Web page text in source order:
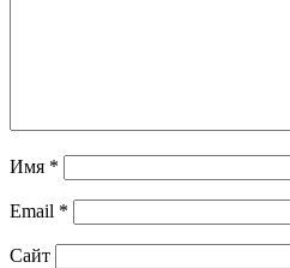
Имя *
Email *
Сайт